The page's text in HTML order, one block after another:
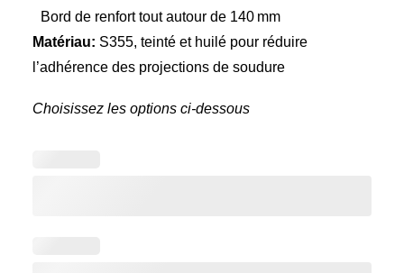
Bord de renfort tout autour de 140 mm
Matériau: S355, teinté et huilé pour réduire
l’adhérence des projections de soudure
Choisissez les options ci-dessous